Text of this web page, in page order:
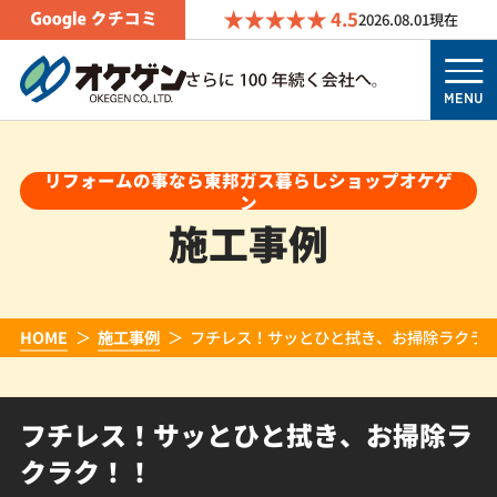
4.52026.08.01現在
MENU
リフォームの事なら東邦ガス暮らしショップオケゲ
ン
施工事例
HOME 施工事例 フチレス！サッとひと拭き、お掃除ラクラ
フチレス！サッとひと拭き、お掃除ラ
クラク！！